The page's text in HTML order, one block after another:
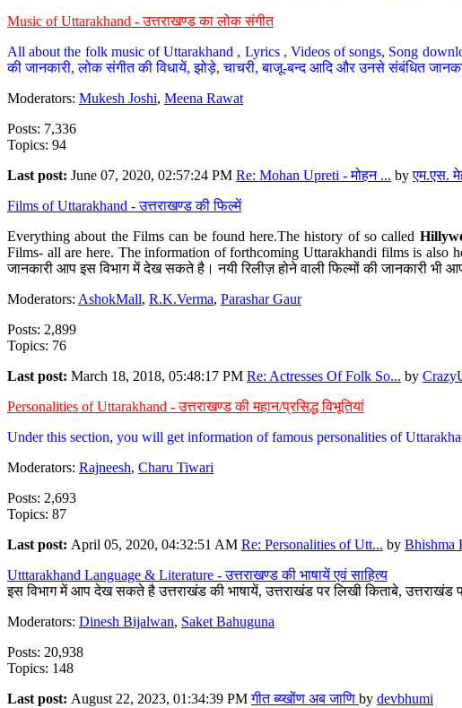
Music of Uttarakhand - उत्तराखण्ड का लोक संगीत
All about the folk music of Uttarakhand , Lyrics , Videos of songs, Song
की जानकारी, लोक संगीत की विधायें, झोड़े, चाचरी, बाजू-बन्द आदि और उनसे संबंधित
Moderators: Mukesh Joshi, Meena Rawat
Posts: 7,336
Topics: 94
Last post: June 07, 2020, 02:57:24 PM Re: Mohan Upreti - मोहन ... byएम.एस.
Films of Uttarakhand - उत्तराखण्ड की फिल्में
Everything about the Films can be found here.The history of so called
Films- all are here. The information of forthcoming Uttarakhandi films is also
जानकारी आप इस विभाग में देख सकते है। नयी रिलीज़ होने वाली फिल्मों की जानकारी भी
Moderators: AshokMall, R.K.Verma, Parashar Gaur
Posts: 2,899
Topics: 76
Last post: March 18, 2018, 05:48:17 PM Re: Actresses Of Folk So... by
Personalities of Uttarakhand - उत्तराखण्ड की महान/प्रसिद्ध विभूतियां
Under this section, you will get information of famous personalities of
Moderators: Rajneesh, Charu Tiwari
Posts: 2,693
Topics: 87
Last post: April 05, 2020, 04:32:51 AM Re: Personalities of Utt... by Bhishma
Utttarakhand Language & Literature - उत्तराखण्ड की भाषायें एवं साहित्य
इस विभाग में आप देख सकते है उत्तराखंड की भाषायें, उत्तराखंड पर लिखी किताबे,
Moderators: Dinesh Bijalwan, Saket Bahuguna
Posts: 20,938
Topics: 148
Last post: August 22, 2023, 01:34:39 PMगीत ब्य्खोंण अब जाणि by devbhumi